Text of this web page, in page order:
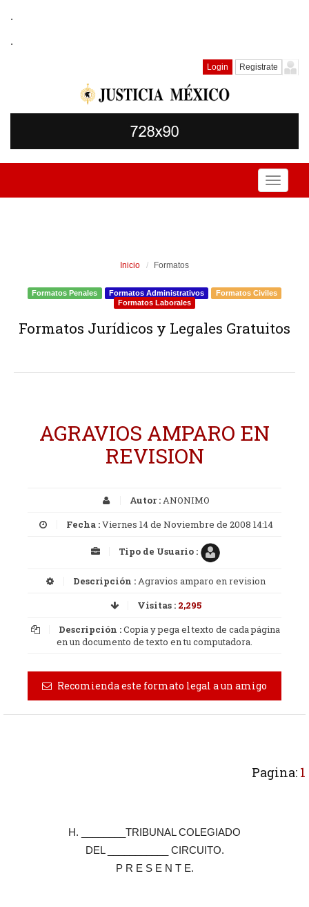
.
.
Login Registrate
Toggle
Inicio Formatos
Formatos Penales Formatos Administrativos
Formatos Civiles
Formatos Laborales
Formatos Jurídicos y Legales Gratuitos
AGRAVIOS AMPARO EN
REVISION
Autor :ANONIMO
Fecha :Viernes 14 de Noviembre de 2008 14:14
Tipo de Usuario :
Descripción :Agravios amparo en revision
Visitas : 2,295
Descripción :Copia y pega el texto de cada página
en un documento de texto en tu computadora.
Recomienda este formato legal a un amigo
Pagina: 1
H. ________TRIBUNAL COLEGIADO
DEL ___________ CIRCUITO.
P R E S E N T E.